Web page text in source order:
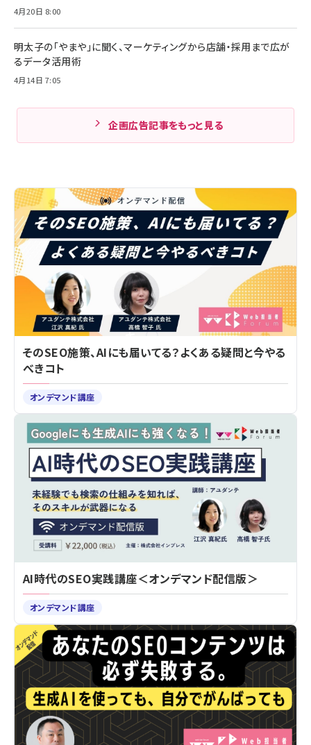
4月20日 8:00
明太子の「やまや」に聞く、マーケティングから店舗・採用まで広が
るデータ活用術
4月14日 7:05
企画広告記事をもっと見る
そのSEO施策、AIにも届いてる？よくある疑問と今やる
べきコト
オンデマンド講座
AI時代のSEO実践講座＜オンデマンド配信版＞
オンデマンド講座